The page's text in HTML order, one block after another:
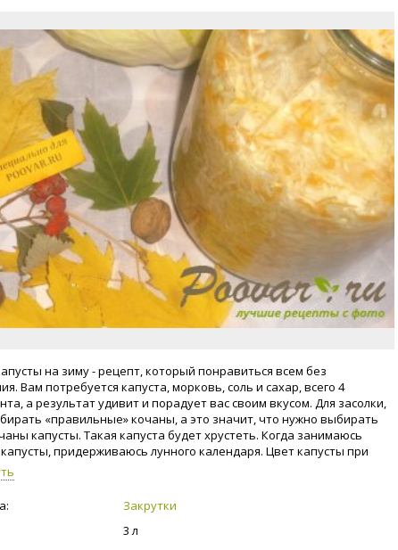
на зиму - рецепт, который понравиться всем без
Вам потребуется капуста, морковь, соль и сахар, всего 4
а результат удивит и порадует вас своим вкусом. Для засолки,
«правильные» кочаны, а это значит, что нужно выбирать
капусты. Такая капуста будет хрустеть. Когда занимаюсь
придерживаюсь лунного календаря. Цвет капусты при
от тёртой моркови. Чем больше моркови, тем розовее
Я буду добавлять морковь, из расчёта на 1 кг капусты,
г. Соль, каждая хозяйка добавляет в капусту, по своему вкусу.
использовать крупную каменную, но не йодированную.
на 1 кг капусты, нужно добавлять 1 ст. л. соли. Сахар в
Закрутки
3 л